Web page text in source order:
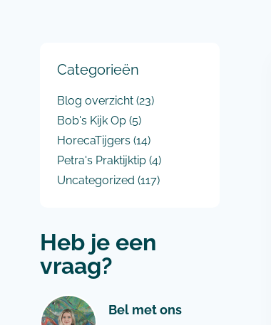
Categorieën
Blog overzicht (23)
Bob's Kijk Op (5)
HorecaTijgers (14)
Petra's Praktijktip (4)
Uncategorized (117)
Heb je een
vraag?
Bel met ons